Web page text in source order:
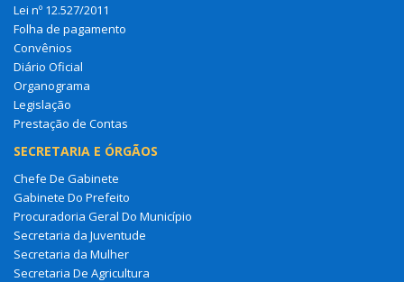
Lei nº 12.527/2011
Folha de pagamento
Convênios
Diário Oficial
Organograma
Legislação
Prestação de Contas
SECRETARIA E ÓRGÃOS
Chefe De Gabinete
Gabinete Do Prefeito
Procuradoria Geral Do Município
Secretaria da Juventude
Secretaria da Mulher
Secretaria De Agricultura